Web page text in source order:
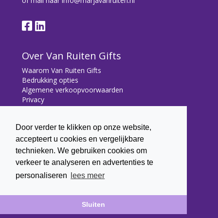
Door verder te klikken op onze website,
accepteert u cookies en vergelijkbare
technieken. We gebruiken cookies om
verkeer te analyseren en advertenties te
personaliseren
lees meer
Sluiten
Over Van Ruiten Gifts
Waarom Van Ruiten Gifts
Bedrukking opties
Algemene verkoopvoorwaarden
Privacy
Contact
Contact
Bryonialaan 5
3233 VA Oostvoorne
+31 (0) 6 22 43 7003
info@marjavanruiten.nl